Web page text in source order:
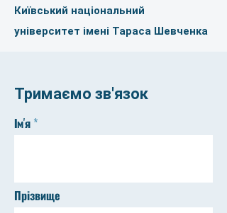
Київський національний
університет імені Тараса Шевченка
Тримаємо зв'язок
Ім'я
Прізвище